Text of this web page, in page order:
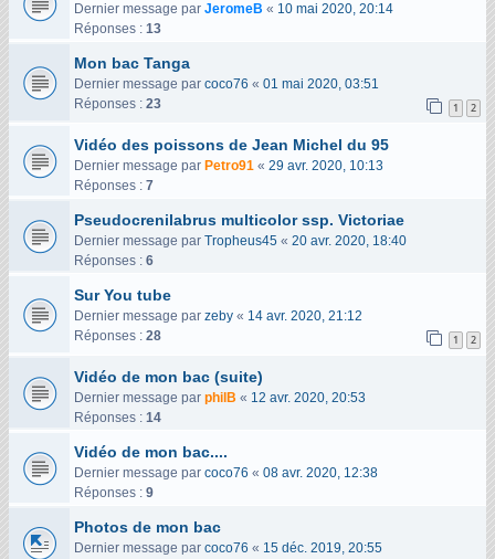
Dernier message par JeromeB « 10 mai 2020, 20:14
Réponses : 13
Mon bac Tanga
Dernier message par coco76 « 01 mai 2020, 03:51
Réponses : 23 1 2
Vidéo des poissons de Jean Michel du 95
Dernier message par Petro91 « 29 avr. 2020, 10:13
Réponses : 7
Pseudocrenilabrus multicolor ssp. Victoriae
Dernier message par Tropheus45 « 20 avr. 2020, 18:40
Réponses : 6
Sur You tube
Dernier message par zeby « 14 avr. 2020, 21:12
Réponses : 28 1 2
Vidéo de mon bac (suite)
Dernier message par philB « 12 avr. 2020, 20:53
Réponses : 14
Vidéo de mon bac....
Dernier message par coco76 « 08 avr. 2020, 12:38
Réponses : 9
Photos de mon bac
Dernier message par coco76 « 15 déc. 2019, 20:55